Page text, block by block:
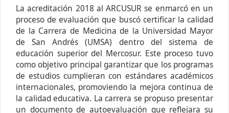
La acreditación 2018 al ARCUSUR se enmarcó en un
proceso de evaluación que buscó certificar la calidad
de la Carrera de Medicina de la Universidad Mayor
de San Andrés (UMSA) dentro del sistema de
educación superior del Mercosur. Este proceso tuvo
como objetivo principal garantizar que los programas
de estudios cumplieran con estándares académicos
internacionales, promoviendo la mejora continua de
la calidad educativa. La carrera se propuso presentar
un documento de autoevaluación que reflejara su